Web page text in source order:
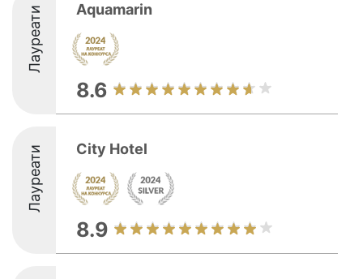
Лауреати Aquamarin
8.6
Лауреати City Hotel
8.9